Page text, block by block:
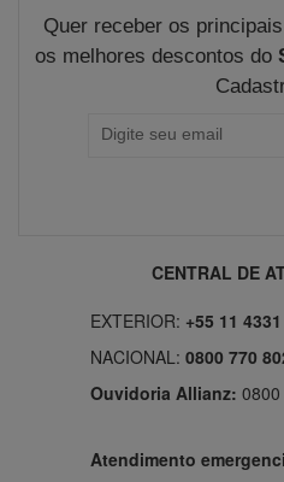
Quer receber os
os melhores descontos do
CENTRAL DE
EXTERIOR: +55 11
NACIONAL: 0800 770
Ouvidoria Allianz:
Atendimento